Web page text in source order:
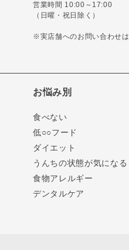
営業時間 10:00～17:00
（日曜・祝日除く）
※実店舗へのお問い合わせは
お悩み別
食べない
低○○フード
ダイエット
うんちの状態が気になる
食物アレルギー
デンタルケア